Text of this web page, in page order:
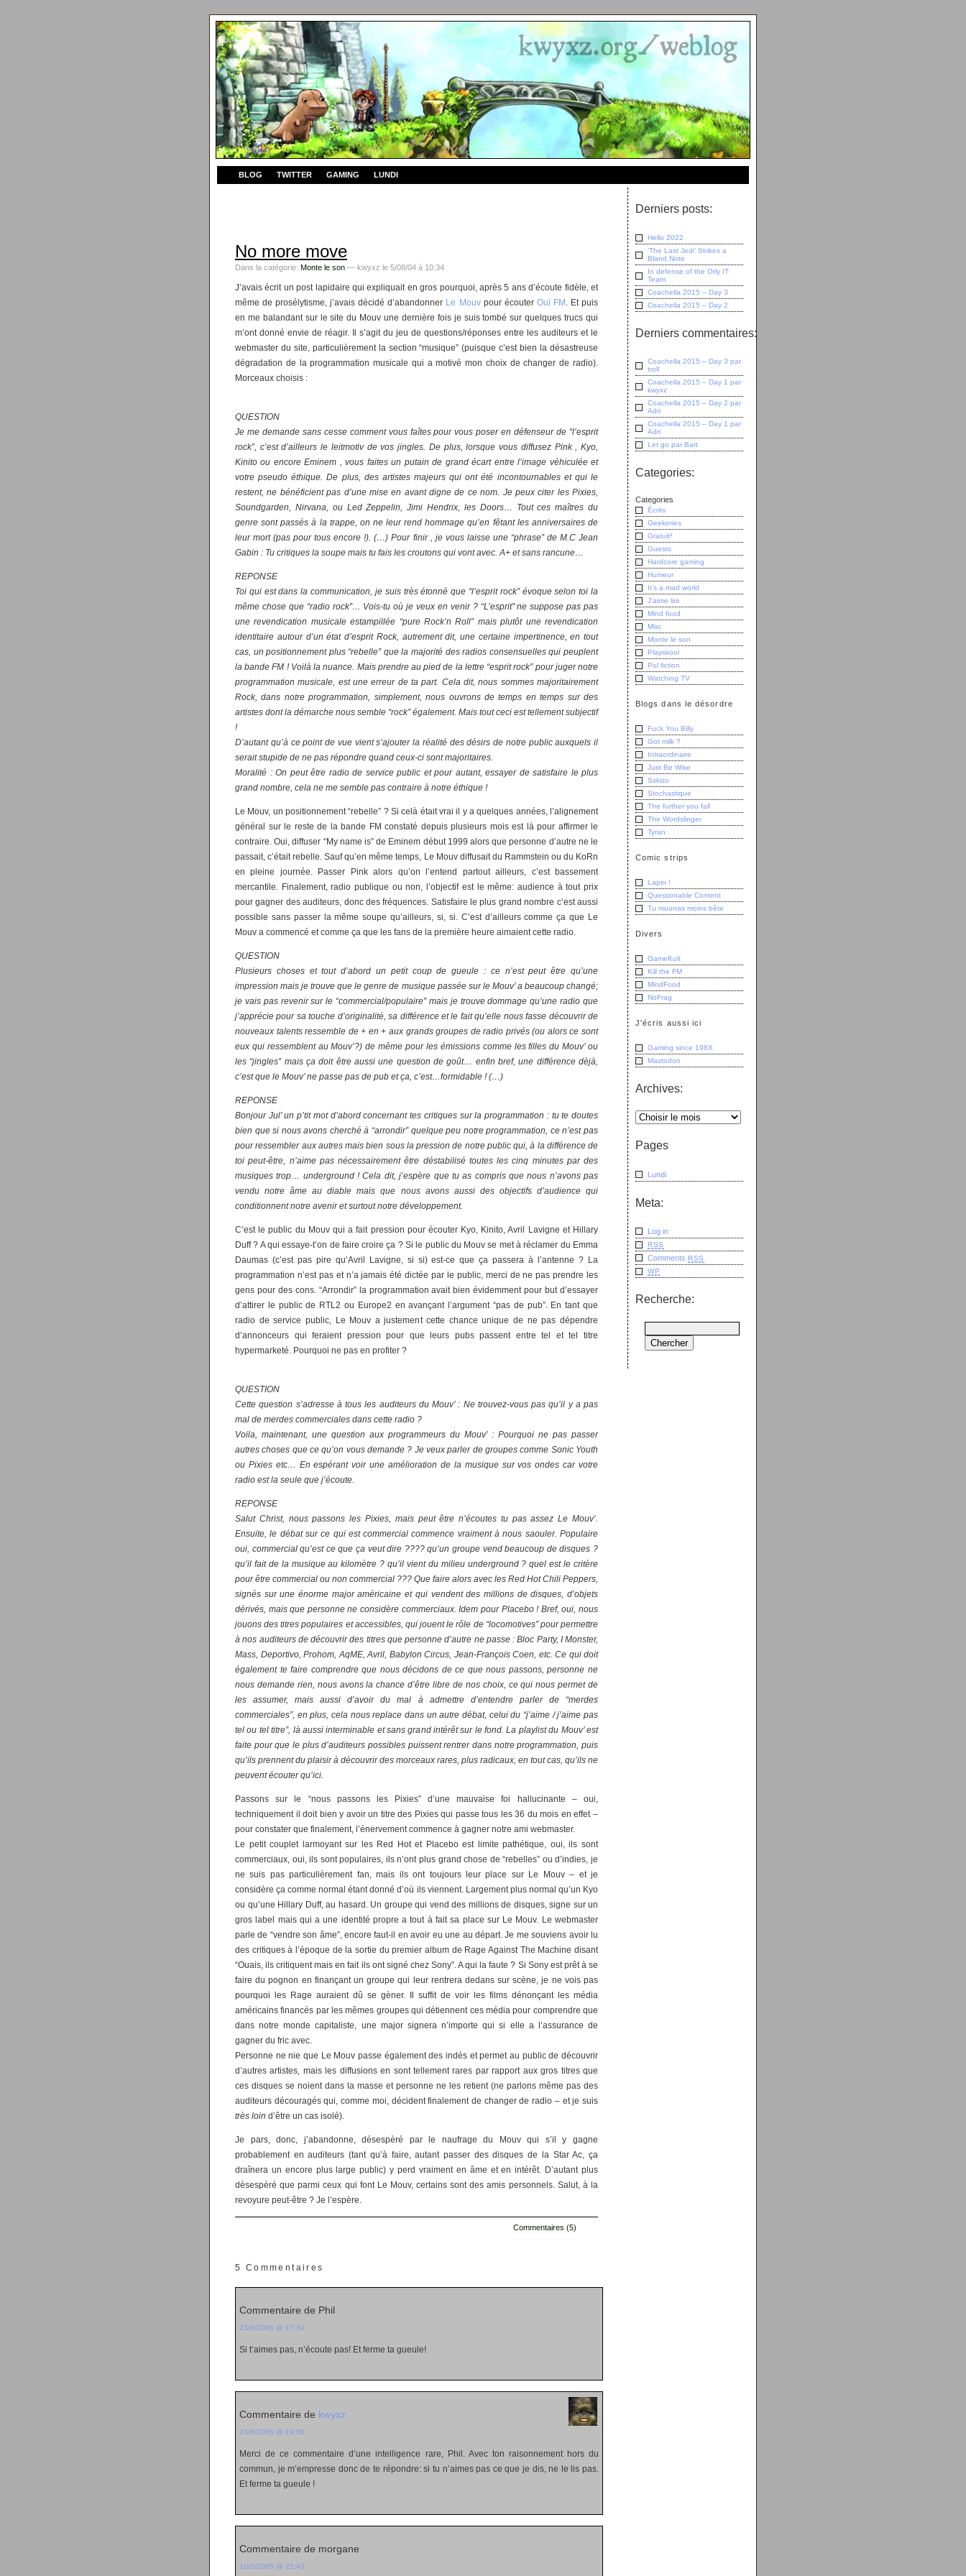
BLOG TWITTER GAMING LUNDI
No more move
Dans la catégorie: Monte le son — kwyxz le 5/08/04 à 10:34
J’avais écrit un post lapidaire qui expliquait en gros pourquoi, après 5 ans d’écoute fidèle, et
même de prosélytisme, j’avais décidé d’abandonner Le Mouvpour écouter Ouï FM . Et puis
en me balandant sur le site du Mouv une dernière fois je suis tombé sur quelques trucs qui
m’ont donné envie de réagir. Il s’agit du jeu de questions/réponses entre les auditeurs et le
webmaster du site, particulièrement la section “musique” (puisque c’est bien la désastreuse
dégradation de la programmation musicale qui a motivé mon choix de changer de radio).
Morceaux choisis :
QUESTION
Je me demande sans cesse comment vous faîtes pour vous poser en défenseur de “l’esprit
rock”, c’est d’ailleurs le leitmotiv de vos jingles. De plus, lorsque vous diffusez Pink , Kyo,
Kinito ou encore Eminem , vous faites un putain de grand écart entre l’image véhiculée et
votre pseudo éthique. De plus, des artistes majeurs qui ont été incontournables et qui le
restent, ne bénéficient pas d’une mise en avant digne de ce nom. Je peux citer les Pixies,
Soundgarden, Nirvana, ou Led Zeppelin, Jimi Hendrix, les Doors… Tout ces maîtres du
genre sont passés à la trappe, on ne leur rend hommage qu’en fêtant les anniversaires de
leur mort (pas pour tous encore !). (…) Pour finir , je vous laisse une “phrase” de M.C Jean
Gabin : Tu critiques la soupe mais tu fais les croutons qui vont avec. A+ et sans rancune…
REPONSE
Toi qui est dans la communication, je suis très étonné que “l’esprit rock” évoque selon toi la
même chose que “radio rock”… Vois-tu où je veux en venir ? “L’esprit” ne suppose pas pas
une revendication musicale estampillée “pure Rock’n Roll” mais plutôt une revendication
identitaire autour d’un état d’esprit Rock, autrement dit, une certaine impertinence, en tout
cas, un positionnement plus “rebelle” que la majorité des radios consensuelles qui peuplent
la bande FM ! Voilà la nuance. Mais prendre au pied de la lettre “esprit rock” pour juger notre
programmation musicale, est une erreur de ta part. Cela dit, nous sommes majoritairement
Rock, dans notre programmation, simplement, nous ouvrons de temps en temps sur des
artistes dont la démarche nous semble “rock” également. Mais tout ceci est tellement subjectif
!
D’autant qu’à ce point de vue vient s’ajouter la réalité des désirs de notre public auxquels il
serait stupide de ne pas répondre quand ceux-ci sont majoritaires.
Moralité : On peut être radio de service public et pour autant, essayer de satisfaire le plus
grand nombre, cela ne me semble pas contraire à notre éthique !
Le Mouv, un positionnement “rebelle” ? Si celà était vrai il y a quelques années, l’alignement
général sur le reste de la bande FM constaté depuis plusieurs mois est là pour affirmer le
contraire. Oui, diffuser “My name is” de Eminem début 1999 alors que personne d’autre ne le
passait, c’était rebelle. Sauf qu’en même temps, Le Mouv diffusait du Rammstein ou du KoRn
en pleine journée. Passer Pink alors qu’on l’entend partout ailleurs, c’est bassement
mercantile. Finalement, radio publique ou non, l’objectif est le même: audience à tout prix
pour gagner des auditeurs, donc des fréquences. Satisfaire le plus grand nombre c’est aussi
possible sans passer la même soupe qu’ailleurs, si, si. C’est d’ailleurs comme ça que Le
Mouv a commencé et comme ça que les fans de la première heure aimaient cette radio.
QUESTION
Plusieurs choses et tout d’abord un petit coup de gueule : ce n’est peut être qu’une
impression mais je trouve que le genre de musique passée sur le Mouv’ a beaucoup changé;
je vais pas revenir sur le “commercial/populaire” mais je trouve dommage qu’une radio que
j’apprécie pour sa touche d’originalité, sa différence et le fait qu’elle nous fasse découvrir de
nouveaux talents ressemble de + en + aux grands groupes de radio privés (ou alors ce sont
eux qui ressemblent au Mouv’?) de même pour les émissions comme les filles du Mouv’ ou
les “jingles” mais ça doit être aussi une question de goût… enfin bref, une différence dèjà,
c’est que le Mouv’ ne passe pas de pub et ça, c’est…formidable ! (…)
REPONSE
Bonjour Jul’ un p’tit mot d’abord concernant tes critiques sur la programmation : tu te doutes
bien que si nous avons cherché à “arrondir” quelque peu notre programmation, ce n’est pas
pour ressembler aux autres mais bien sous la pression de notre public qui, à la différence de
toi peut-être, n’aime pas nécessairement être déstabilisé toutes les cinq minutes par des
musiques trop… underground ! Cela dit, j’espère que tu as compris que nous n’avons pas
vendu notre âme au diable mais que nous avons aussi des objectifs d’audience qui
conditionnent notre avenir et surtout notre développement.
C’est le public du Mouv qui a fait pression pour écouter Kyo, Kinito, Avril Lavigne et Hillary
Duff ? A qui essaye-t’on de faire croire ça ? Si le public du Mouv se met à réclamer du Emma
Daumas (c’est pas pire qu’Avril Lavigne, si si) est-ce que ça passera à l’antenne ? La
programmation n’est pas et n’a jamais été dictée par le public, merci de ne pas prendre les
gens pour des cons. “Arrondir” la programmation avait bien évidemment pour but d’essayer
d’attirer le public de RTL2 ou Europe2 en avançant l’argument “pas de pub”. En tant que
radio de service public, Le Mouv a justement cette chance unique de ne pas dépendre
d’annonceurs qui feraient pression pour que leurs pubs passent entre tel et tel titre
hypermarketé. Pourquoi ne pas en profiter ?
QUESTION
Cette question s’adresse à tous les auditeurs du Mouv’ : Ne trouvez-vous pas qu’il y a pas
mal de merdes commerciales dans cette radio ?
Voila, maintenant, une question aux programmeurs du Mouv’ : Pourquoi ne pas passer
autres choses que ce qu’on vous demande ? Je veux parler de groupes comme Sonic Youth
ou Pixies etc… En espérant voir une amélioration de la musique sur vos ondes car votre
radio est la seule que j’écoute.
REPONSE
Salut Christ, nous passons les Pixies, mais peut être n’écoutes tu pas assez Le Mouv’.
Ensuite, le débat sur ce qui est commercial commence vraiment à nous saouler. Populaire
oui, commercial qu’est ce que ça veut dire ???? qu’un groupe vend beaucoup de disques ?
qu’il fait de la musique au kilomètre ? qu’il vient du milieu underground ? quel est le critère
pour être commercial ou non commercial ??? Que faire alors avec les Red Hot Chili Peppers,
signés sur une énorme major américaine et qui vendent des millions de disques, d’objets
dérivés, mais que personne ne considère commerciaux. Idem pour Placebo ! Bref, oui, nous
jouons des titres populaires et accessibles, qui jouent le rôle de “locomotives” pour permettre
à nos auditeurs de découvrir des titres que personne d’autre ne passe : Bloc Party, I Monster,
Mass, Deportivo, Prohom, AqME, Avril, Babylon Circus, Jean-François Coen, etc. Ce qui doit
également te faire comprendre que nous décidons de ce que nous passons, personne ne
nous demande rien, nous avons la chance d’être libre de nos choix, ce qui nous permet de
les assumer, mais aussi d’avoir du mal à admettre d’entendre parler de “merdes
commerciales”, en plus, cela nous replace dans un autre débat, celui du “j’aime / j’aime pas
tel ou tel titre”, là aussi interminable et sans grand intérêt sur le fond. La playlist du Mouv’ est
faite pour que le plus d’auditeurs possibles puissent rentrer dans notre programmation, puis
qu’ils prennent du plaisir à découvrir des morceaux rares, plus radicaux, en tout cas, qu’ils ne
peuvent écouter qu’ici.
Passons sur le “nous passons les Pixies” d’une mauvaise foi hallucinante – oui,
techniquement il doit bien y avoir un titre des Pixies qui passe tous les 36 du mois en effet –
pour constater que finalement, l’énervement commence à gagner notre ami webmaster.
Le petit couplet larmoyant sur les Red Hot et Placebo est limite pathétique, oui, ils sont
commerciaux, oui, ils sont populaires, ils n’ont plus grand chose de “rebelles” ou d’indies, je
ne suis pas particulièrement fan, mais ils ont toujours leur place sur Le Mouv – et je
considère ça comme normal étant donné d’où ils viennent. Largement plus normal qu’un Kyo
ou qu’une Hillary Duff, au hasard. Un groupe qui vend des millions de disques, signe sur un
gros label mais qui a une identité propre a tout à fait sa place sur Le Mouv. Le webmaster
parle de “vendre son âme”, encore faut-il en avoir eu une au départ. Je me souviens avoir lu
des critiques à l’époque de la sortie du premier album de Rage Against The Machine disant
“Ouais, ils critiquent mais en fait ils ont signé chez Sony”. A qui la faute ? Si Sony est prêt à se
faire du pognon en finançant un groupe qui leur rentrera dedans sur scène, je ne vois pas
pourquoi les Rage auraient dû se gèner. Il suffit de voir les films dénonçant les média
américains financés par les mêmes groupes qui détiennent ces média pour comprendre que
dans notre monde capitaliste, une major signera n’importe qui si elle a l’assurance de
gagner du fric avec.
Personne ne nie que Le Mouv passe également des indés et permet au public de découvrir
d’autres artistes, mais les diffusions en sont tellement rares par rapport aux gros titres que
ces disques se noient dans la masse et personne ne les retient (ne parlons même pas des
auditeurs découragés qui, comme moi, décident finalement de changer de radio – et je suis
très loin d’être un cas isolé).
Je pars, donc, j’abandonne, désespèré par le naufrage du Mouv qui s’il y gagne
probablement en auditeurs (tant qu’à faire, autant passer des disques de la Star Ac, ça
draînera un encore plus large public) y perd vraiment en âme et en intérêt. D’autant plus
désespèré que parmi ceux qui font Le Mouv, certains sont des amis personnels. Salut, à la
revoyure peut-être ? Je l’espère.
Commentaires (5)
5 Commentaires
Commentaire de Phil
23/5/2005 @ 17:34
Si t’aimes pas, n’écoute pas! Et ferme ta gueule!
Commentaire de kwyxz
23/5/2005 @ 19:50
Merci de ce commentaire d’une intelligence rare, Phil. Avec ton raisonnement hors du
commun, je m’empresse donc de te répondre: si tu n’aimes pas ce que je dis, ne le lis pas.
Et ferme ta gueule !
Commentaire de morgane
1/10/2005 @ 21:43
Derniers posts:
Hello 2022
‘The Last Jedi’ Strikes a
Bland Note
In defense of the Orly IT
Team
Coachella 2015 – Day 3
Coachella 2015 – Day 2
Derniers commentaires:
Coachella 2015 – Day 3 par
troll
Coachella 2015 – Day 1 par
kwyxz
Coachella 2015 – Day 2 par
Adri
Coachella 2015 – Day 1 par
Adri
Let go par Bart
Categories:
Categories
Écrits
Geekeries
Gratuit³
Guests
Hardcore gaming
Humeur
It's a mad world
J'aime lire
Mind food
Misc
Monte le son
Playskool
Pol fiction
Watching TV
Blogs dans le désordre
Fuck You Billy
Got milk ?
Intraordinaire
Just Be Wise
Sskizo
Stochastique
The further you fall
The Wordslinger
Tyran
Comic strips
Lapin !
Questionable Content
Tu mourras moins bête
Divers
GameKult
Kill the FM
MindFood
NoFrag
J'écris aussi ici
Gaming since 198X
Mastodon
Archives:
Pages
Lundi
Meta:
Log in
RSS
Comments RSS
WP
Recherche: